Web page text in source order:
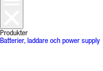
Produkter
Batterier, laddare och power supply